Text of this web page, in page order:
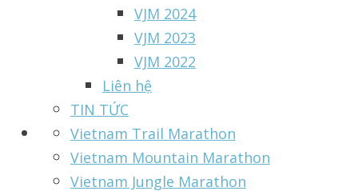
VJM 2024
VJM 2023
VJM 2022
Liên hệ
TIN TỨC
Vietnam Trail Marathon
Vietnam Mountain Marathon
Vietnam Jungle Marathon